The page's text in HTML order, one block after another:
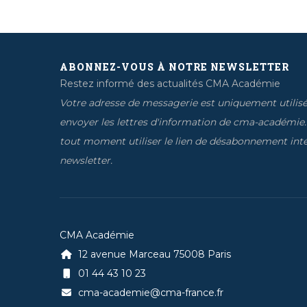
ABONNEZ-VOUS À NOTRE NEWSLETTER
Restez informé des actualités CMA Académie
Votre adresse de messagerie est uniquement
envoyer les lettres d'information de cma-
tout moment utiliser le lien de désabonnement
newsletter.
CMA Académie
12 avenue Marceau 75008 Paris
01 44 43 10 23
cma-academie@cma-france.fr